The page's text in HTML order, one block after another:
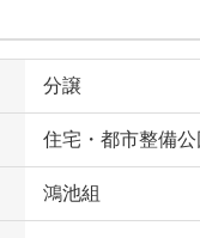
分譲
住宅・都市整備公
鴻池組